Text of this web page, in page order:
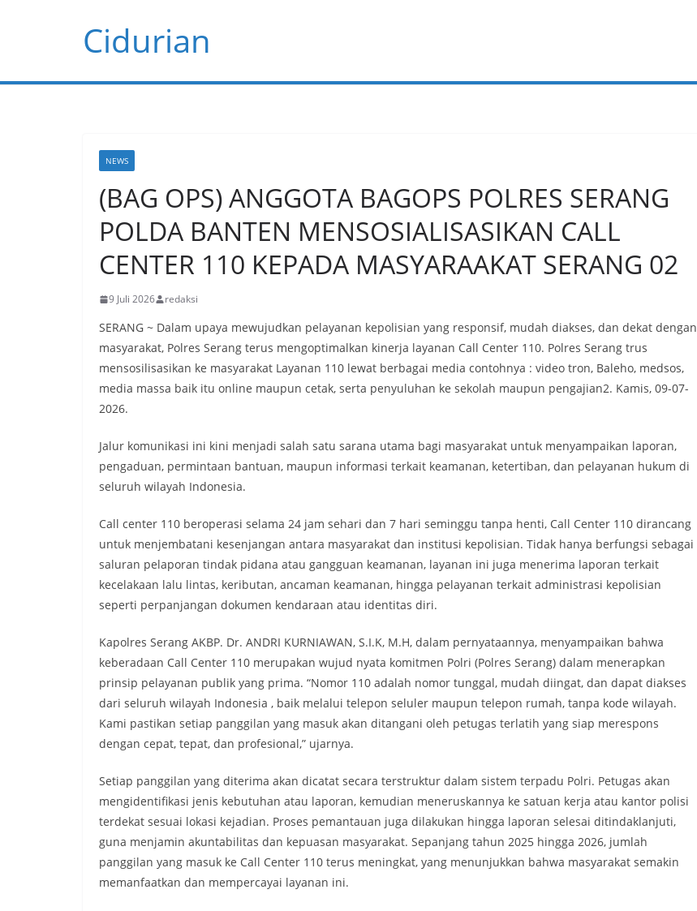
Cidurian
NEWS
(BAG OPS) ANGGOTA BAGOPS POLRES SERANG
POLDA BANTEN MENSOSIALISASIKAN CALL
CENTER 110 KEPADA MASYARAAKAT SERANG 02
9 Juli 2026 redaksi
SERANG ~ Dalam upaya mewujudkan pelayanan kepolisian yang responsif, mudah diakses, dan dekat dengan
masyarakat, Polres Serang terus mengoptimalkan kinerja layanan Call Center 110. Polres Serang trus
mensosilisasikan ke masyarakat Layanan 110 lewat berbagai media contohnya : video tron, Baleho, medsos,
media massa baik itu online maupun cetak, serta penyuluhan ke sekolah maupun pengajian2. Kamis, 09-07-
2026.
Jalur komunikasi ini kini menjadi salah satu sarana utama bagi masyarakat untuk menyampaikan laporan,
pengaduan, permintaan bantuan, maupun informasi terkait keamanan, ketertiban, dan pelayanan hukum di
seluruh wilayah Indonesia.
Call center 110 beroperasi selama 24 jam sehari dan 7 hari seminggu tanpa henti, Call Center 110 dirancang
untuk menjembatani kesenjangan antara masyarakat dan institusi kepolisian. Tidak hanya berfungsi sebagai
saluran pelaporan tindak pidana atau gangguan keamanan, layanan ini juga menerima laporan terkait
kecelakaan lalu lintas, keributan, ancaman keamanan, hingga pelayanan terkait administrasi kepolisian
seperti perpanjangan dokumen kendaraan atau identitas diri.
Kapolres Serang AKBP. Dr. ANDRI KURNIAWAN, S.I.K, M.H, dalam pernyataannya, menyampaikan bahwa
keberadaan Call Center 110 merupakan wujud nyata komitmen Polri (Polres Serang) dalam menerapkan
prinsip pelayanan publik yang prima. “Nomor 110 adalah nomor tunggal, mudah diingat, dan dapat diakses
dari seluruh wilayah Indonesia , baik melalui telepon seluler maupun telepon rumah, tanpa kode wilayah.
Kami pastikan setiap panggilan yang masuk akan ditangani oleh petugas terlatih yang siap merespons
dengan cepat, tepat, dan profesional,” ujarnya.
Setiap panggilan yang diterima akan dicatat secara terstruktur dalam sistem terpadu Polri. Petugas akan
mengidentifikasi jenis kebutuhan atau laporan, kemudian meneruskannya ke satuan kerja atau kantor polisi
terdekat sesuai lokasi kejadian. Proses pemantauan juga dilakukan hingga laporan selesai ditindaklanjuti,
guna menjamin akuntabilitas dan kepuasan masyarakat. Sepanjang tahun 2025 hingga 2026, jumlah
panggilan yang masuk ke Call Center 110 terus meningkat, yang menunjukkan bahwa masyarakat semakin
memanfaatkan dan mempercayai layanan ini.